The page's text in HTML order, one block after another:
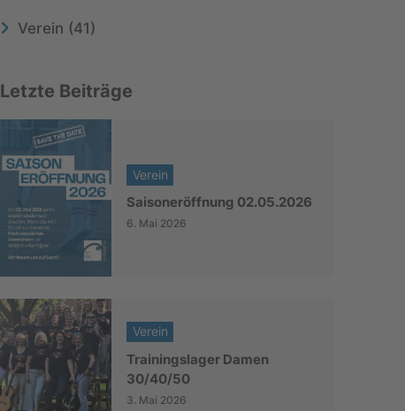
Verein (41)
Letzte Beiträge
Verein
Saisoneröffnung 02.05.2026
6. Mai 2026
Verein
Trainingslager Damen
30/40/50
3. Mai 2026